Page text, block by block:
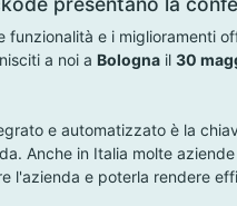
funzionalità e i miglioramenti
a noi a Bologna​ il 30
e automatizzato è la
Anche in Italia molte
l'azienda e poterla rendere